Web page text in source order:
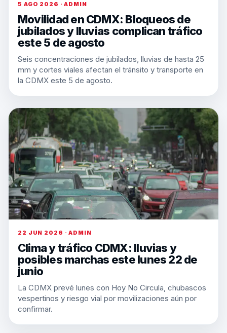
5 AGO 2026 · ADMIN
Movilidad en CDMX: Bloqueos de
jubilados y lluvias complican tráfico
este 5 de agosto
Seis concentraciones de jubilados, lluvias de hasta 25
mm y cortes viales afectan el tránsito y transporte en
la CDMX este 5 de agosto.
22 JUN 2026 · ADMIN
Clima y tráfico CDMX: lluvias y
posibles marchas este lunes 22 de
junio
La CDMX prevé lunes con Hoy No Circula, chubascos
vespertinos y riesgo vial por movilizaciones aún por
confirmar.